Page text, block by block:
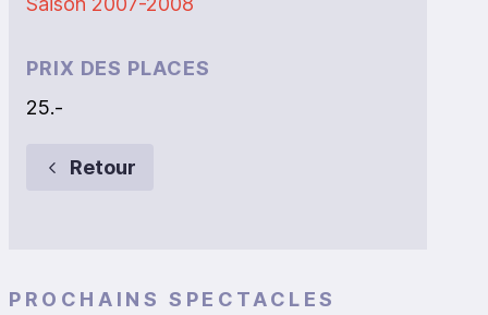
PRIX DES PLACES
25.-
Retour
PROCHAINS SPECTACLES